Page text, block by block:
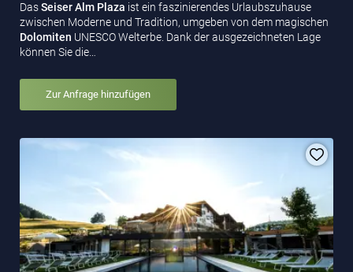
DasSeiser Alm Plaza ist ein faszinierendes Urlaubszuhause
zwischen Moderne und Tradition, umgeben von dem magischen
Dolomiten UNESCO Welterbe. Dank der ausgezeichneten Lage
können Sie die…
Zur Anfrage hinzufügen